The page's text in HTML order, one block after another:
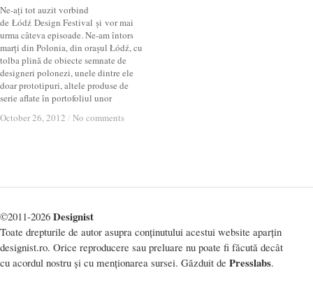
Ne-ați tot auzit vorbind
de Łódź Design Festival și vor mai
urma câteva episoade. Ne-am întors
marți din Polonia, din orașul Łódź, cu
tolba plină de obiecte semnate de
designeri polonezi, unele dintre ele
doar prototipuri, altele produse de
serie aflate în portofoliul unor
October 26, 2012 / No comments
October 26, 2012 / No comments
©2011-2026 Designist
Toate drepturile de autor asupra conținutului acestui website aparțin
designist.ro. Orice reproducere sau preluare nu poate fi făcută decât
cu acordul nostru și cu menționarea sursei. Găzduit de Presslabs.